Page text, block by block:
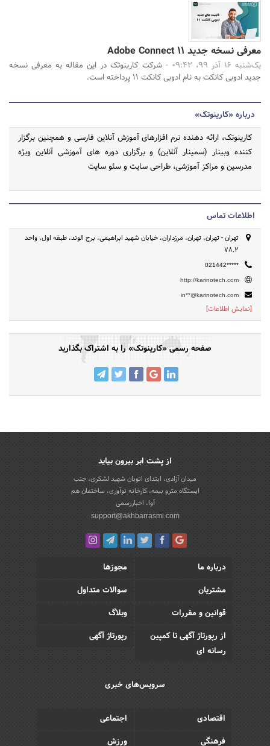
معرفی نسخه جدید Adobe Connect 11
یک‌شنبه 16 آذر 99، 09:42 -
شرکت کارینوتک در این مقاله به معرفی نسخه
جدید ادوبی کانکت به نام ادوبی کانکت 11 پرداخته است.
درباره «کارینوتک»
کارینوتک، ارائه دهنده نرم افزارهای آموزش آنلاین فارسی و همچنین برگزار
کننده وبینار (سمینار آنلاین) و برگزاری دوره های آموزشی آنلاین ویژه
مدرسین و مراکز آموزشی، طراحی سایت و سئو سایت
اطلاعات تماس
تهران - تهران، تهران، مرزداران، خیابان شهید ابراهیمی، برج الوند، طبقه اول، واحد
۷۸.۲
021442*****
http://karinotech.com
in**@karinotech.com
[نمایش اطلاعات]
صفحه رسمی «کارینوتک» را به اشتراک بگذارید
از پشت ابر بیرون بیاید
میدان آزادی، ابتدای اتوبان شهید لشکری، جنب
ایستگاه مترو بیمه، کارخانه نوآوری، ساختمان هم
آوا، اخباررسمی
support@akhbarrasmi.com
درباره ما
مجوزها
مشتریان
سوالات متداول
قوانین و مقررات
وبلاگ
از رپورتاژ آگهی تا کمپین
رسانه ای
رپورتاژ آگهی
سرویس‌های خبری
اقتصادی
اجتماعی
فرهنگی
ورزش